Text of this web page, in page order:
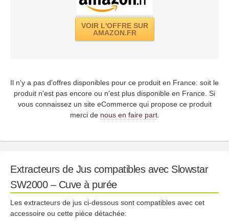
VOIR L'OFFRE SUR
AMAZON.FR
Il n'y a pas d'offres disponibles pour ce produit en France: soit le
produit n'est pas encore ou n'est plus disponible en France. Si
vous connaissez un site eCommerce qui propose ce produit
merci de nous en faire part.
Extracteurs de Jus compatibles avec Slowstar
SW2000 – Cuve à purée
Les extracteurs de jus ci-dessous sont compatibles avec cet
accessoire ou cette pièce détachée: